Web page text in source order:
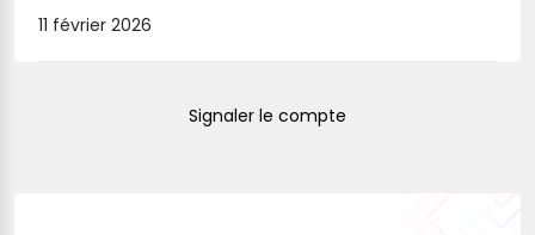
11 février 2026
Signaler le compte